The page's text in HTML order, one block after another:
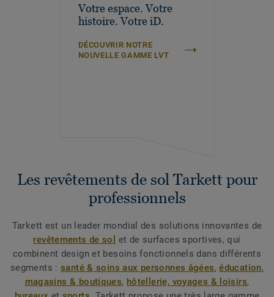
Votre espace. Votre
histoire. Votre iD.
DÉCOUVRIR NOTRE
NOUVELLE GAMME LVT
Les revêtements de sol Tarkett pour
professionnels
Tarkett est un leader mondial des solutions innovantes de
revêtements de sol
et de surfaces sportives, qui
combinent design et besoins fonctionnels dans différents
segments :santé & soins aux personnes âgées,éducation,
magasins & boutiques, hôtellerie, voyages & loisirs,